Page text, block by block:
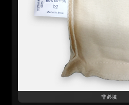
非必填